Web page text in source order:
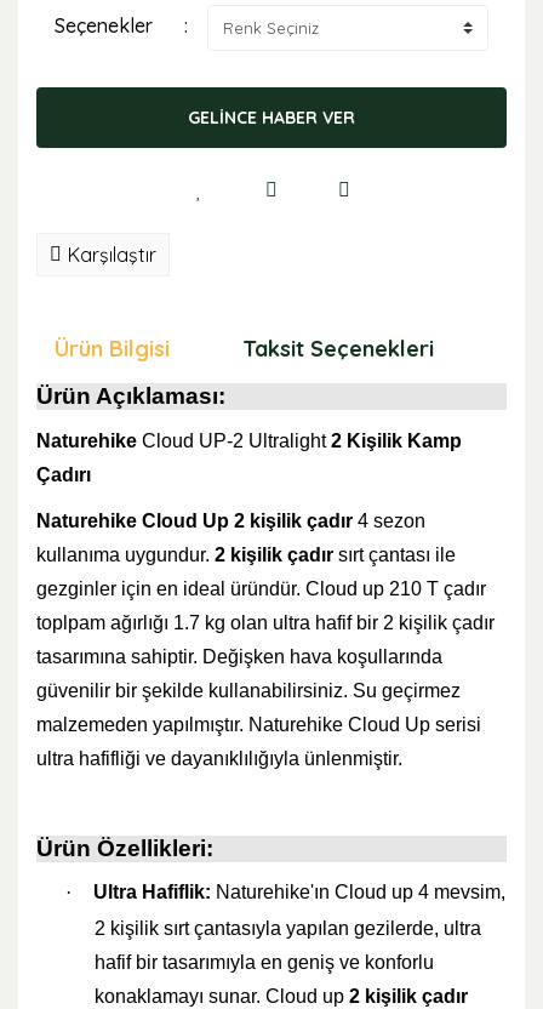
Seçenekler
GELİNCE HABER VER
Karşılaştır
Ürün Bilgisi Taksit Seçenekleri
Ürün Açıklaması:
Naturehike Cloud UP-2 Ultralight2 Kişilik Kamp
Çadırı
Naturehike Cloud Up 2 kişilik çadır 4 sezon
kullanıma uygundur. 2 kişilik çadır sırt çantası ile
gezginler için en ideal üründür. Cloud up 210 T çadır
toplpam ağırlığı 1.7 kg olan ultra hafif bir 2 kişilik çadır
tasarımına sahiptir. Değişken hava koşullarında
güvenilir bir şekilde kullanabilirsiniz. Su geçirmez
malzemeden yapılmıştır. Naturehike Cloud Up serisi
ultra hafifliği ve dayanıklılığıyla ünlenmiştir.
Ürün Özellikleri:
· Ultra Hafiflik: Naturehike'ın Cloud up 4 mevsim,
2 kişilik sırt çantasıyla yapılan gezilerde, ultra
hafif bir tasarımıyla en geniş ve konforlu
konaklamayı sunar. Cloud up 2 kişilik çadır